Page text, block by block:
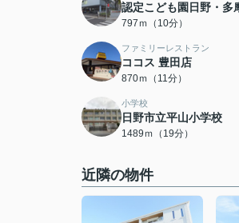
認定こども園日野・多
797ｍ（10分）
ファミリーレストラン
ココス 豊田店
870ｍ（11分）
小学校
日野市立平山小学校
1489ｍ（19分）
近隣の物件